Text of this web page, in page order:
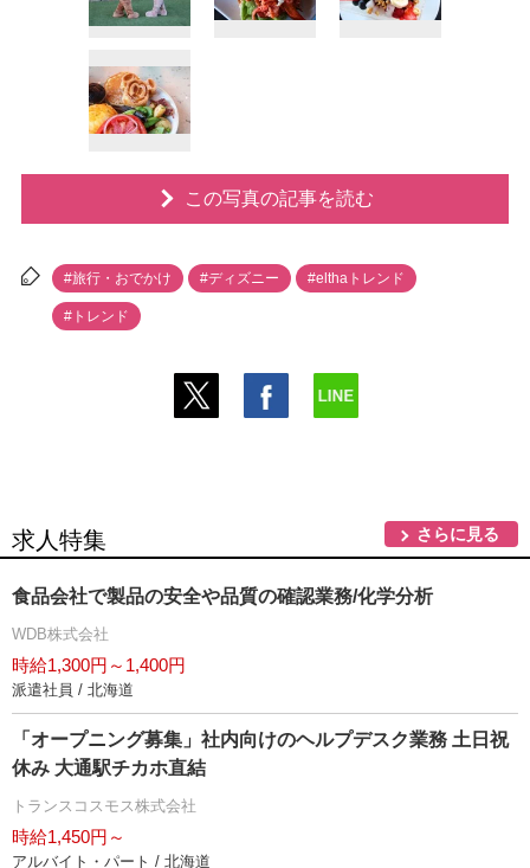
この写真の記事を読む
#旅行・おでかけ #ディズニー #elthaトレンド
#トレンド
求人特集 さらに見る
食品会社で製品の安全や品質の確認業務/化学分析
WDB株式会社
時給1,300円～1,400円
派遣社員 / 北海道
「オープニング募集」社内向けのヘルプデスク業務 土日祝
休み 大通駅チカホ直結
トランスコスモス株式会社
時給1,450円～
アルバイト・パート / 北海道